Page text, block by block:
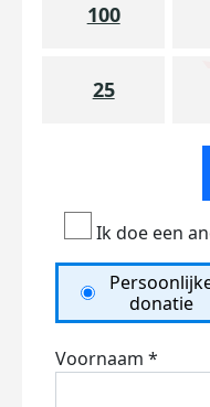
100
25
Ik doe een
donatie
Voornaam *